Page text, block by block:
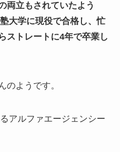
両立もされていたよう
大学に現役で合格し、忙
ストレートに4年で卒業し
のようです。
アルファエージェンシー